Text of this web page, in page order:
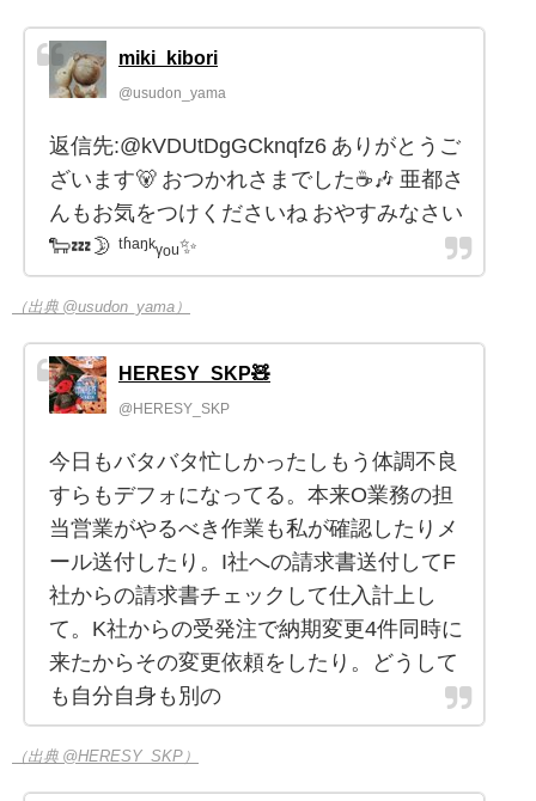
miki_kibori
@usudon_yama
返信先:@kVDUtDgGCknqfz6 ありがとうご
ざいます🐻 おつかれさまでした☕🎶 亜都さ
んもお気をつけくださいね おやすみなさい
🐑💤🌛 ᵗʱᵃᵑᵏᵧₒᵤ✨
（出典 @usudon_yama）
HERESY_SKP🧸
@HERESY_SKP
今日もバタバタ忙しかったしもう体調不良
すらもデフォになってる。本来O業務の担
当営業がやるべき作業も私が確認したりメ
ール送付したり。I社への請求書送付してF
社からの請求書チェックして仕入計上し
て。K社からの受発注で納期変更4件同時に
来たからその変更依頼をしたり。どうして
も自分自身も別の
（出典 @HERESY_SKP）